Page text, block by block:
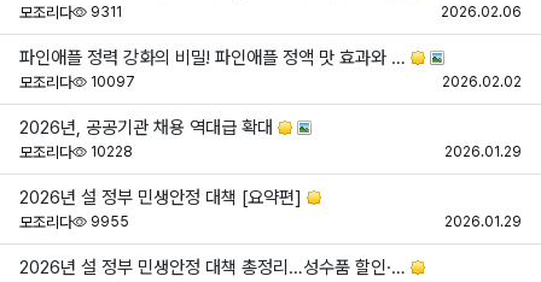
모조리다 2026.02.06
9311
파인애플 정력 강화의 비밀! 파인애플 정액 맛 효과와 …
모조리다 2026.02.02
10097
2026년, 공공기관 채용 역대급 확대
모조리다 2026.01.29
10228
2026년 설 정부 민생안정 대책 [요약편]
모조리다 2026.01.29
9955
2026년 설 정부 민생안정 대책 총정리…성수품 할인·…